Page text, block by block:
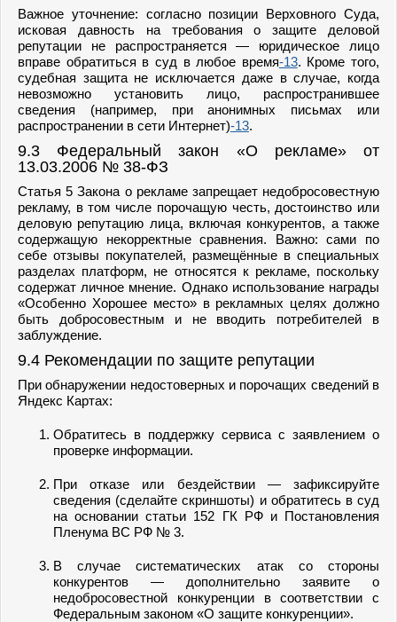
Важное уточнение: согласно позиции Верховного Суда,
исковая давность на требования о защите деловой
репутации не распространяется — юридическое лицо
вправе обратиться в суд в любое время-13. Кроме того,
судебная защита не исключается даже в случае, когда
невозможно установить лицо, распространившее
сведения (например, при анонимных письмах или
распространении в сети Интернет)-13.
9.3 Федеральный закон «О рекламе» от
13.03.2006 № 38-ФЗ
Статья 5 Закона о рекламе запрещает недобросовестную
рекламу, в том числе порочащую честь, достоинство или
деловую репутацию лица, включая конкурентов, а также
содержащую некорректные сравнения. Важно: сами по
себе отзывы покупателей, размещённые в специальных
разделах платформ, не относятся к рекламе, поскольку
содержат личное мнение. Однако использование награды
«Особенно Хорошее место» в рекламных целях должно
быть добросовестным и не вводить потребителей в
заблуждение.
9.4 Рекомендации по защите репутации
При обнаружении недостоверных и порочащих сведений в
Яндекс Картах:
Обратитесь в поддержку сервиса с заявлением о
проверке информации.
При отказе или бездействии — зафиксируйте
сведения (сделайте скриншоты) и обратитесь в суд
на основании статьи 152 ГК РФ и Постановления
Пленума ВС РФ № 3.
В случае систематических атак со стороны
конкурентов — дополнительно заявите о
недобросовестной конкуренции в соответствии с
Федеральным законом «О защите конкуренции».